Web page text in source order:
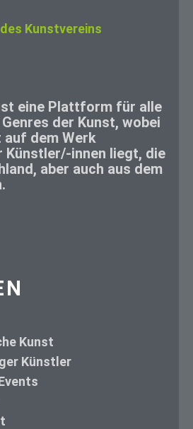
Kunstvereins
eine Plattform für alle
der Kunst, wobei
auf dem Werk
Künstler/-innen liegt, die
aber auch aus dem
Kunst
Künstler